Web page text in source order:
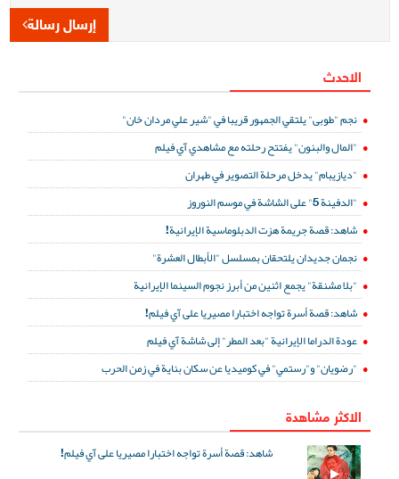
إرسال رسالة
الاحدث
نجم "طوبى" يلتقي الجمهور قريبا في "شير علي مردان خان"
"المال والبنون" يفتتح رحلته مع مشاهدي آي فيلم
"ديازيبام" يدخل مرحلة التصوير في طهران
"الدفينة 5" على الشاشة في موسم النوروز
شاهد: قصة جريمة هزت الدبلوماسية الإيرانية!
نجمان جديدان يلتحقان بمسلسل "الأبطال العشرة"
"بلا مشنقة" يجمع اثنين من أبرز نجوم السينما الإيرانية
شاهد: قصة أسرة تواجه اختبارا مصيريا على آي فيلم!
عودة الدراما الإيرانية "بعد المطر" إلى شاشة آي فيلم
"رضويان" و"رستمي" في كوميديا عن سكان بناية في زمن الحرب
الاكثر مشاهدة
شاهد: قصة أسرة تواجه اختبارا مصيريا على آي فيلم!